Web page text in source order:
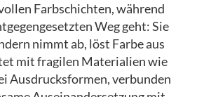
Farbschichten, während
Weg geht: Sie
nimmt ab, löst Farbe aus
mit fragilen Materialien wie
Ausdrucksformen, verbunden